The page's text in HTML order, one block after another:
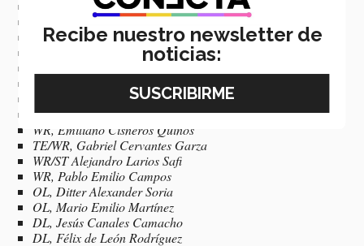
DB, Emilio Haros Guajardo
DB, Marcelo Huerta Garza
DB, Diego Sebastián Guajardo
DB/ST, Hernán Miñarro Sánchez
RB, Mario Luis Contreras Rivera
RB, Juan Rodolfo Cantú Hinojosa
WR, Fernando Cornejo Ahuja
WR, Emiliano Cisneros Quiños
TE/WR, Gabriel Cervantes Garza
WR/ST Alejandro Larios Safi
WR, Pablo Emilio Campos
OL, Ditter Alexander Soria
OL, Mario Emilio Martínez
DL, Jesús Canales Camacho
DL, Félix de León Rodríguez
Recibe nuestro newsletter de
noticias: